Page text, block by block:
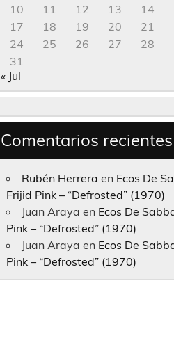
10
11 12 13 14
17
18 19 20 21
24
25 26 27 28
31
« Jul
Comentarios recientes
Rubén Herrera en Ecos De
Frijid Pink – “Defrosted” (1970)
Juan Araya en Ecos De
Pink – “Defrosted” (1970)
Juan Araya en Ecos De
Pink – “Defrosted” (1970)